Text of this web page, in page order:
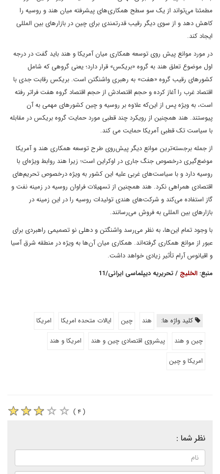
مطمئنا می‌تواند از یک سو سطح همکاری‌های پیشرفته میان هند و روسیه را
کاهش دهد و از سوی دیگر رقیب قدرتمندی برای چین در بازارهای بین المللی
ایجاد کند.
در مورد موانع پیش روی توسعه همکاری میان آمریکا و هند باید گفت در درجه
اول موضوع تعلق هند به گروه «بریکس» قرار دارد؛ یعنی گروهی که شامل
کشورهای رقیب گروه «هفت» به رهبری واشنگتن است. بریکس رقابت جدی با
اقتصاد غرب را آغاز کرده و حجم اقتصادش از حجم اقتصاد گروه هفت فراتر رفته
است، به ویژه پس از این‌که علاوه بر روسیه و چین کشورهای مهمی به آن
پیوستند. هند همچنین از رویکرد چند قطبی مورد حمایت گروه بریکس در مقابله
با سیاست تک قطبی آمریکا حمایت می کند.
از جمله برجسته‌ترین موانع دیگر پیش‌روی طرح توسعه همکاری هند و آمریکا
موضع‌گیری درخصوص جنگ جاری در اوکراین است؛ زیرا هند روابط ویژه‌ای با
روسیه دارد و با سیاست‌های غربی علیه این کشور به ویژه درخصوص تحریم‌های
اقتصادی همراهی نکرد. هند همچنین از تسهیلات فراوان روسیه در زمینه نفت و
گاز استفاده می‌کند و شرکت‌های هندی تولیدات روسیه را در این زمینه در
بازارهای بین المللی به فروش می‌رسانند.
با وجود تمام این‌ها، به نظر می‌رسد واشنگتن و دهلی نو تصمیمی راهبردی برای
عبور از موانع همکاری گرفته‌اند. همکاری میان آن‌ها به ویژه در منطقه شرق آسیا
و اقیانوس آرام تأثیر زیادی خواهد داشت.
منبع: الخلیج / تحریریه دیپلماسی ایرانی/11
کلید واژه ها: هند چین ایالات متحده امریکا
امریکا
چین و هند
پیشروی اقتصادی چین و هند
امریکا و هند
امریکا و چین
( ۴ )
نظر شما :